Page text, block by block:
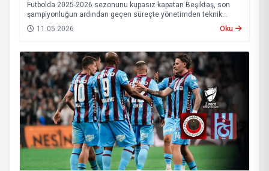
Futbolda 2025-2026 sezonunu kupasız kapatan Beşiktaş, son
şampiyonluğun ardından geçen süreçte yönetimden teknik
heyete, oyuncu kadrosundan saha sonuçlarına kadar birçok
alanda istikrarsız bir görüntü sergiledi.
11.05.2026 Oku